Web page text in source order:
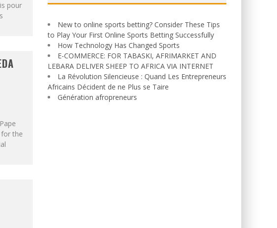
pour
for the
New to online sports betting? Consider These Tips
to Play Your First Online Sports Betting Successfully
How Technology Has Changed Sports
E-COMMERCE: FOR TABASKI, AFRIMARKET AND
LEBARA DELIVER SHEEP TO AFRICA VIA INTERNET
La Révolution Silencieuse : Quand Les Entrepreneurs
Africains Décident de ne Plus se Taire
Génération afropreneurs